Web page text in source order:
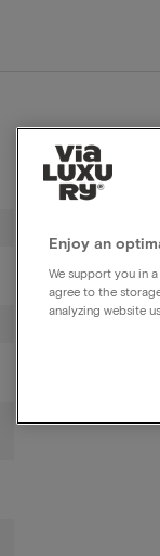
Enjoy an
We support you in
agree to the
analyzing website